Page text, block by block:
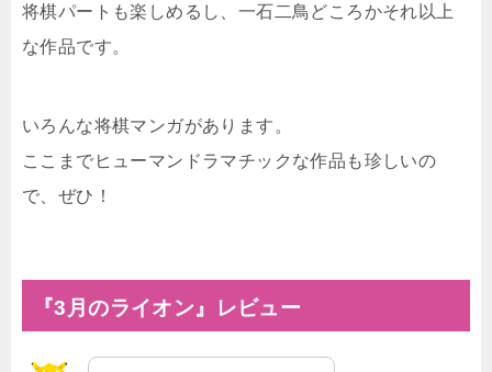
将棋パートも楽しめるし、一石二鳥どころかそれ以上
な作品です。
いろんな将棋マンガがあります。
ここまでヒューマンドラマチックな作品も珍しいの
で、ぜひ！
『3月のライオン』レビュー